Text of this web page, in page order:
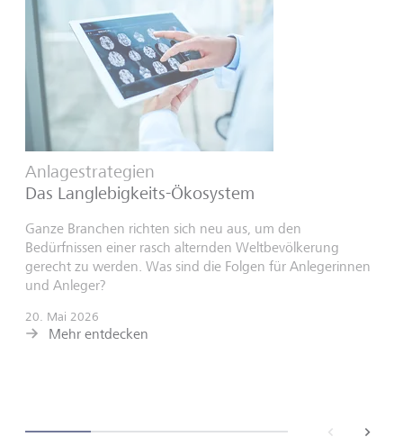
back
Anlagestrategien
Das Langlebigkeits-Ökosystem
Ganze Branchen richten sich neu aus, um den
Bedürfnissen einer rasch alternden Weltbevölkerung
gerecht zu werden. Was sind die Folgen für Anlegerinnen
und Anleger?
20. Mai 2026
Mehr entdecken
next